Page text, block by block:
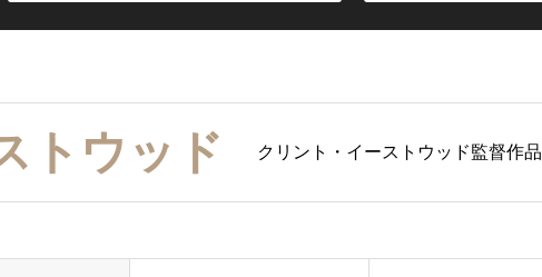
トウッド クリント・イーストウッド監督作品